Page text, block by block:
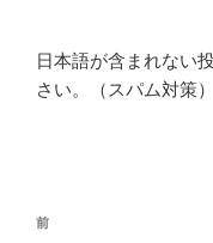
日本語が含まれない
さい。（スパム対策）
投
過
前